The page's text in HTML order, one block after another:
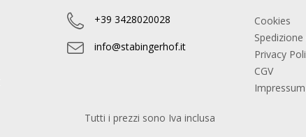
+39 3428020028
info@stabingerhof.it
Cookies
Privacy
CGV
Impressum
Tutti i prezzi sono Iva inclusa